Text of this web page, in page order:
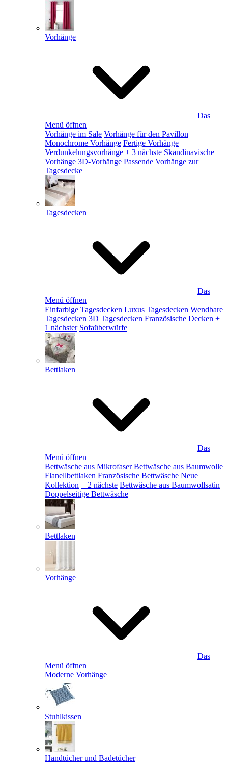
Vorhänge
Das
Menü öffnen
Vorhänge im Sale Vorhänge für den Pavillon
Monochrome Vorhänge Fertige Vorhänge
Verdunkelungsvorhänge + 3 nächste Skandinavische
Vorhänge 3D-Vorhänge Passende Vorhänge zur
Tagesdecke
Tagesdecken
Das
Menü öffnen
Einfarbige Tagesdecken Luxus Tagesdecken Wendbare
Tagesdecken 3D Tagesdecken Französische Decken +
1 nächster Sofaüberwürfe
Bettlaken
Das
Menü öffnen
Bettwäsche aus Mikrofaser Bettwäsche aus Baumwolle
Flanellbettlaken Französische Bettwäsche Neue
Kollektion + 2 nächste Bettwäsche aus Baumwollsatin
Doppelseitige Bettwäsche
Bettlaken
Vorhänge
Das
Menü öffnen
Moderne Vorhänge
Stuhlkissen
Handtücher und Badetücher